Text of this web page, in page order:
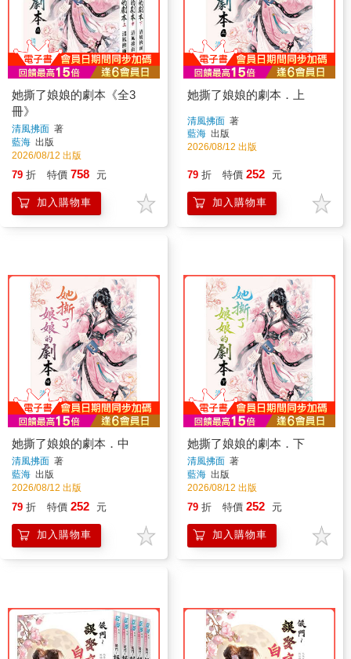
她撕了娘娘的劇本《全3
冊》
清風拂面 著
藍海 出版
2026/08/12 出版
79 折 特價 758 元
加入購物車
她撕了娘娘的劇本．上
清風拂面 著
藍海 出版
2026/08/12 出版
79 折 特價 252 元
加入購物車
她撕了娘娘的劇本．中
清風拂面 著
藍海 出版
2026/08/12 出版
79 折 特價 252 元
加入購物車
她撕了娘娘的劇本．下
清風拂面 著
藍海 出版
2026/08/12 出版
79 折 特價 252 元
加入購物車